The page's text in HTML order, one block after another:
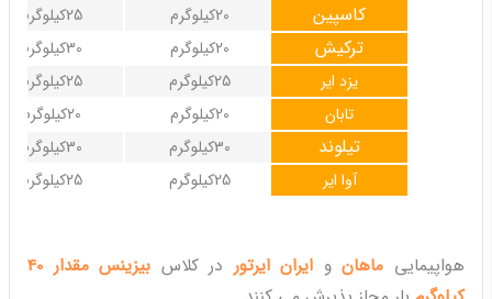
25کیلوگرم 20کیلوگرم کاسپین
30کیلوگرم 20کیلوگرم ترکیش
25کیلوگرم 25کیلوگرم
یزد ایر
20کیلوگرم
20کیلوگرم
تابان
30کیلوگرم
30کیلوگرم تیلوند
25کیلوگرم 25کیلوگرم آوا ایر
هواپیمایی ماهانو ایران ایرتوردر کلاس
بیزینس مقدار 40